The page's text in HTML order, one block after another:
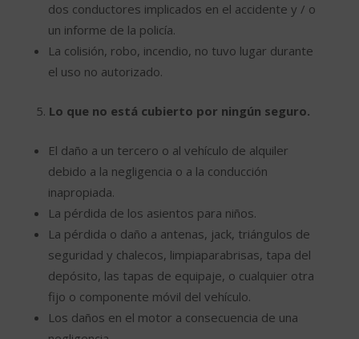
dos conductores implicados en el accidente y / o
un informe de la policía.
La colisión, robo, incendio, no tuvo lugar durante
el uso no autorizado.
Lo que no está cubierto por ningún seguro.
El daño a un tercero o al vehículo de alquiler
debido a la negligencia o a la conducción
inapropiada.
La pérdida de los asientos para niños.
La pérdida o daño a antenas, jack, triángulos de
seguridad y chalecos, limpiaparabrisas, tapa del
depósito, las tapas de equipaje, o cualquier otra
fijo o componente móvil del vehículo.
Los daños en el motor a consecuencia de una